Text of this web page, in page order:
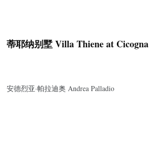
蒂耶纳别墅 Villa Thiene at Cicogna
安德烈亚·帕拉迪奥 Andrea Palladio